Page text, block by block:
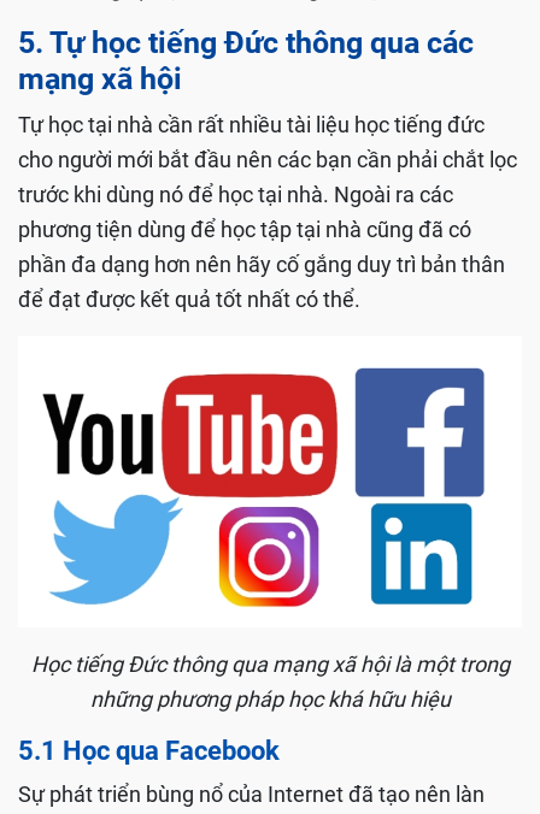
Mỗi người chúng ta có một thói quen học tập khác
nhau và một chiến lược cụ thể về cách học ngôn
ngữ. Việc phác thảo hay ghi chú thông thường có thể
giúp bạn dễ hình dung ra mọi thứ.
5. Tự học tiếng Đức thông qua các
mạng xã hội
Tự học tại nhà cần rất nhiều tài liệu học tiếng đức
trước khi dùng nó để học tạinhà. Ngoài ra các
phương tiện dùng để học tập tại nhà cũng đã có
phần đa dạng hơn nên hãy cố gắng duy trì bản thân
để đạt đượckết quả tốt nhất có thể.